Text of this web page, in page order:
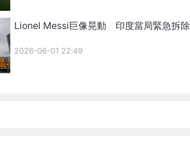
Lionel Messi巨像晃動 印度當局緊急拆除
2026-06-01 22:49